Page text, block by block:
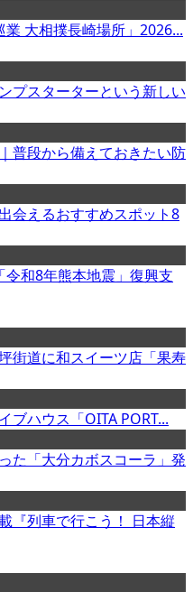
大相撲長崎場所」2026...
プスターターという新しい
普段から備えておきたい防
会えるおすすめスポット8
令和8年熊本地震」復興支
街道に和スイーツ店「果寿
ブハウス「OITA PORT...
た「大分カボスコーラ」発
『列車で行こう！ 日本縦